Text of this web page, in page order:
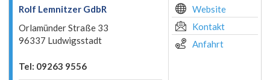
Rolf Lemnitzer GdbR
Orlamünder Straße 33
96337 Ludwigsstadt
Tel: 09263 9556
Website
Kontakt
Anfahrt